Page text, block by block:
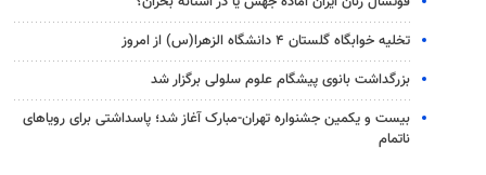
تخلیه خوابگاه گلستان ۴ دانشگاه الزهرا(س) از امروز
بزرگداشت بانوی پیشگام علوم سلولی برگزار شد
بیست و یکمین جشنواره تهران-مبارک آغاز شد؛ پاسداشتی برای رویاهای
ناتمام